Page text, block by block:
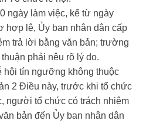
ngày làm việc, kể từ ngày
hợp lệ, Ủy ban nhân dân cấp
trả lời bằng văn bản; trường
phải nêu rõ lý do.
tín ngưỡng không thuộc
2 Điều này, trước khi tổ chức
người tổ chức có trách nhiệm
bản đến Ủy ban nhân dân